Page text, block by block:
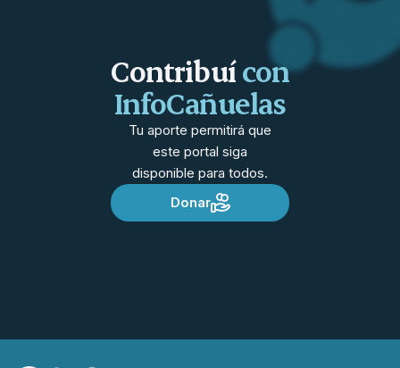
Contribuícon
InfoCañuelas
Tu aporte permitirá que
este portal siga
disponible para todos.
Donar